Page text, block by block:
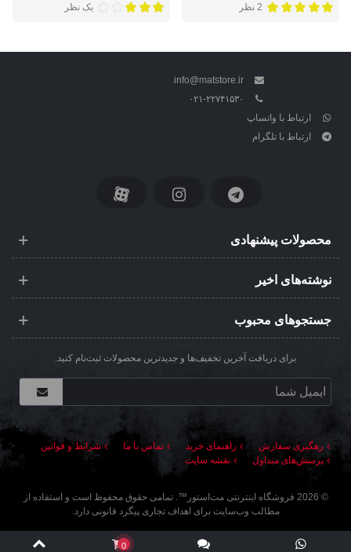
2 نظر یک نظر
info@matstore.ir
۰۲۱-۲۲۷۴۱۵۳۰
ارتباط با واتساپ
ارتباط با تلگرام
محصولات پیشنهادی
نوشته‌های اخیر
جستجوهای محبوب
برای دریافت آخرین تخفیف‌ها و جدیدترین محصولات ثبت‌نام کنید.
رهگیری سفارش راهنمای خرید تماس با ما
شرایط و قوانین
پرسش‌های متداول
نقشه سایت
©
2026 فروشگاه اینترنتی مت‌استور ™. تمامی حقوق محفوظ است و استفاده از
مطالب وب‌سایت برای اهداف تجاری پیگرد قانونی دارد.
0